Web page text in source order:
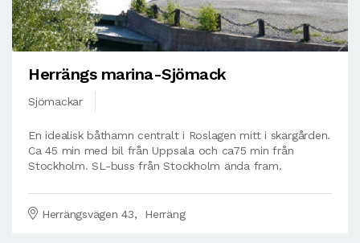
Herrängs marina-Sjömack
Sjömackar
En idealisk båthamn centralt i Roslagen mitt i skärgården.
Ca 45 min med bil från Uppsala och ca75 min från
Stockholm. SL-buss från Stockholm ända fram.
Herrängsvägen 43, Herräng